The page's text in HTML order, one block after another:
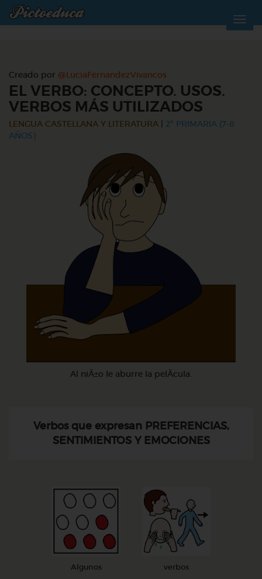
Creado por @LuciaFernandezVivancos
EL VERBO: CONCEPTO. USOS.
VERBOS MÁS UTILIZADOS
LENGUA CASTELLANA Y LITERATURA
2º PRIMARIA (7-8
AÑOS)
Al niÃ±o le aburre la pelÃ­cula.
Verbos que expresan PREFERENCIAS,
SENTIMIENTOS Y EMOCIONES
Algunos verbos